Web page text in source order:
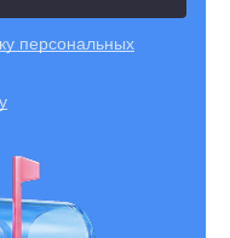
персональных